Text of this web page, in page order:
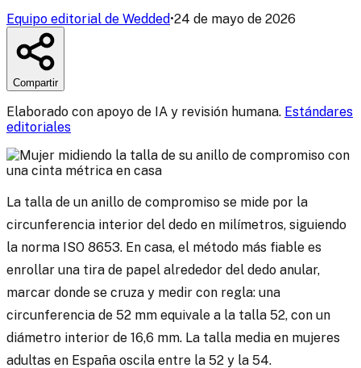
Equipo editorial de Wedded•24 de mayo de 2026
Compartir
Elaborado con apoyo de IA y revisión humana. Estándares
editoriales
La talla de un anillo de compromiso se mide por la
circunferencia interior del dedo en milímetros, siguiendo
la norma ISO 8653. En casa, el método más fiable es
enrollar una tira de papel alrededor del dedo anular,
marcar donde se cruza y medir con regla: una
circunferencia de 52 mm equivale a la talla 52, con un
diámetro interior de 16,6 mm. La talla media en mujeres
adultas en España oscila entre la 52 y la 54.